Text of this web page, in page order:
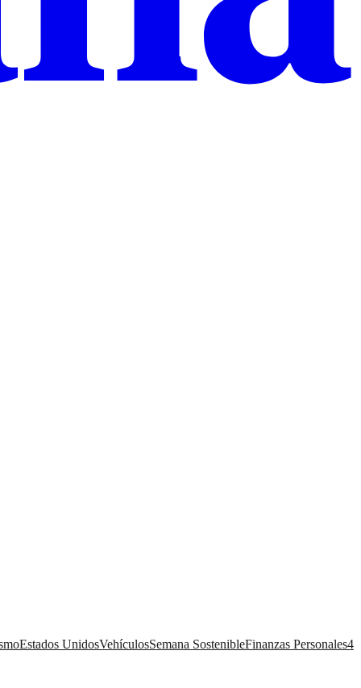
Estados UnidosVehículosSemana SostenibleFinanzas Personales4